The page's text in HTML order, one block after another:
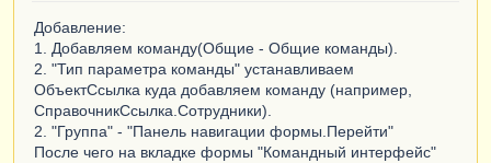
Добавление:
1. Добавляем команду(Общие - Общие команды).
2. "Тип параметра команды" устанавливаем
ОбъектСсылка куда добавляем команду (например,
СправочникСсылка.Сотрудники).
2. "Группа" - "Панель навигации формы.Перейти"
После чего на вкладке формы "Командный интерфейс"